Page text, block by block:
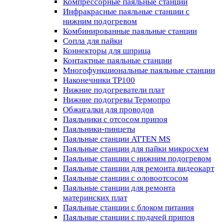
Инфракрасные паяльные станции с
нижним подогревом
Комбинированные паяльные станции
Сопла для пайки
Коннекторы для шприца
Контактные паяльные станции
Многофункциональные паяльные станции
Наконечники TP100
Нижние подогреватели плат
Нижние подогревы Термопро
Обжигалки для проводов
Паяльники с отсосом припоя
Паяльники-пинцеты
Паяльные станции ATTEN MS
Паяльные станции для пайки микросхем
Паяльные станции с нижним подогревом
Паяльные станции для ремонта видеокарт
Паяльные станции с оловоотсосом
Паяльные станции для ремонта
материнских плат
Паяльные станции с блоком питания
Паяльные станции с подачей припоя